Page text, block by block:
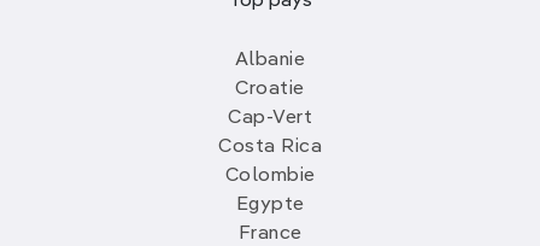
Albanie
Croatie
Cap-Vert
Costa Rica
Colombie
Egypte
France